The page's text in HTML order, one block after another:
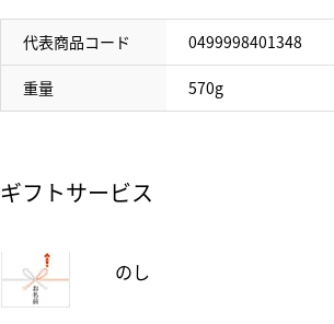
代表商品コード 0499998401348
重量 570g
ギフトサービス
のし